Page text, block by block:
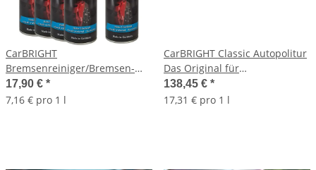
CarBRIGHT
Bremsenreiniger/Bremsen-
und Teilereiniger 5x500ml /
5er Set
17,90 € *
7,16 € pro 1 l
CarBRIGHT Classic Autopolitur
Das Original für
Auto&Motorrad 16x500ml /
16er Set
138,45 € *
17,31 € pro 1 l